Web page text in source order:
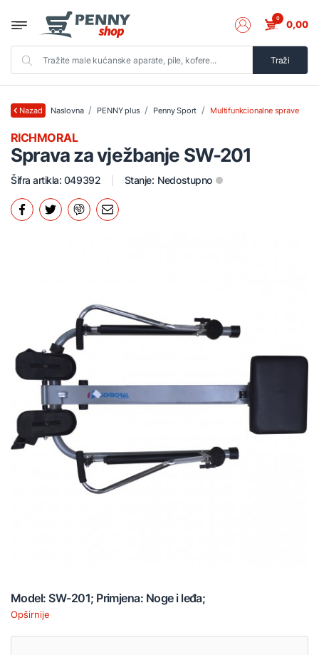
Traži
0 0,00
Nazad Naslovna PENNY plus Penny Sport Multifunkcionalne sprave
Sprava za vježbanje SW-201
RICHMORAL
Šifra artikla: 049392 Stanje: Nedostupno
Model: SW-201; Primjena: Noge i leđa;
Opširnije